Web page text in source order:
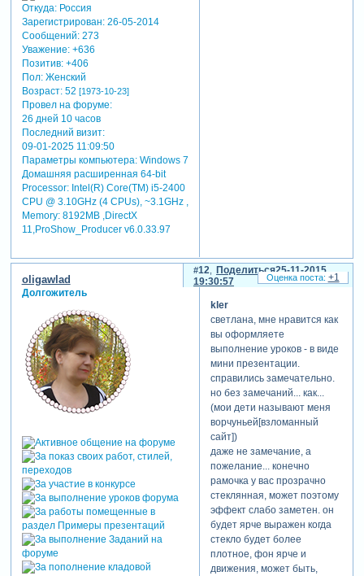
Откуда:Россия
Зарегистрирован: 26-05-2014
Сообщений:273
Уважение: +636
Позитив: +406
Пол:Женский
Возраст:52 [1973-10-23]
Провел на форуме:
26 дней 10 часов
Последний визит:
09-01-2025 11:09:50
Параметры компьютера:Windows 7
Домашняя расширенная 64-bit
Processor: Intel(R) Core(TM) i5-2400
CPU @ 3.10GHz (4 CPUs), ~3.1GHz ,
Memory: 8192MB ,DirectX
11,ProShow_Producer v6.0.33.97
Поделиться
12
25-11-2015
19:30:57
oligawlad
Долгожитель
kler
светлана, мне нравится как
вы оформляете
выполнение уроков - в виде
мини презентации.
справились замечательно.
но без замечаний... как...
(мои дети называют меня
ворчуньей[взломанный
сайт])
даже не замечание, а
пожелание... конечно
рамочка у вас прозрачно
стеклянная, может поэтому
эффект слабо заметен. он
будет ярче выражен когда
стекло будет более
плотное, фон ярче и
движения, может быть,
+1